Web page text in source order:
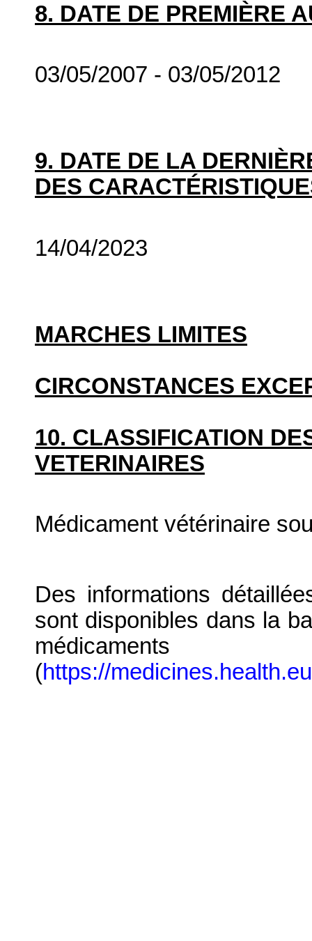
8. DATE DE PREMIÈRE
03/05/2007 - 03/05/2012
9. DATE DE LA
DES
14/04/2023
MARCHES LIMITES
CIRCONSTANCES
10. CLASSIFICATION
VETERINAIRES
Médicament vétérinaire
Des informations
sont disponibles dans la
médicaments
(https://